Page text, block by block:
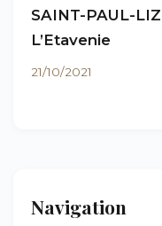
SAINT-PAUL-
L’Etavenie
21/10/2021
Navigation